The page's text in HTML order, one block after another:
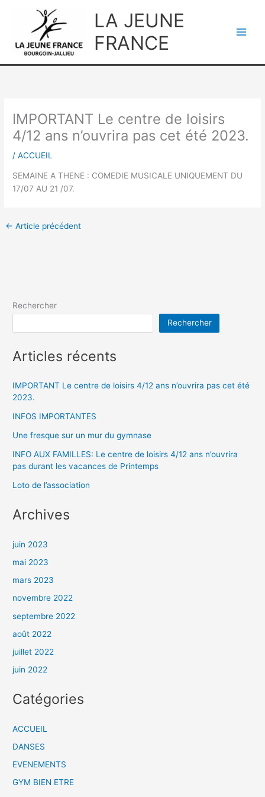
LA JEUNE
FRANCE
IMPORTANT Le centre de loisirs
4/12 ans n’ouvrira pas cet été 2023.
/ACCUEIL
SEMAINE A THENE : COMEDIE MUSICALE UNIQUEMENT DU
17/07 AU 21 /07.
← Article précédent
Rechercher
Rechercher
Articles récents
IMPORTANT Le centre de loisirs 4/12 ans n’ouvrira pas cet été
2023.
INFOS IMPORTANTES
Une fresque sur un mur du gymnase
INFO AUX FAMILLES: Le centre de loisirs 4/12 ans n’ouvrira
pas durant les vacances de Printemps
Loto de l’association
Archives
juin 2023
mai 2023
mars 2023
novembre 2022
septembre 2022
août 2022
juillet 2022
juin 2022
Catégories
ACCUEIL
DANSES
EVENEMENTS
GYM BIEN ETRE